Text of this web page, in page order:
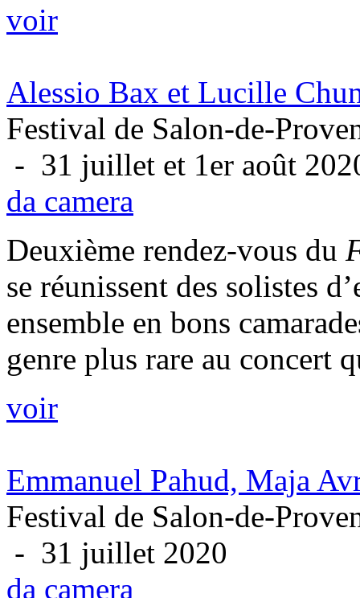
voir
Alessio Bax et Lucille
Festival de Salon-de-
- 31 juillet et 1er août
da camera
Deuxième rendez-vous du
se réunissent des solistes
ensemble en bons
genre plus rare au concert
voir
Emmanuel Pahud, Maja
Festival de Salon-de-
- 31 juillet 2020
da camera